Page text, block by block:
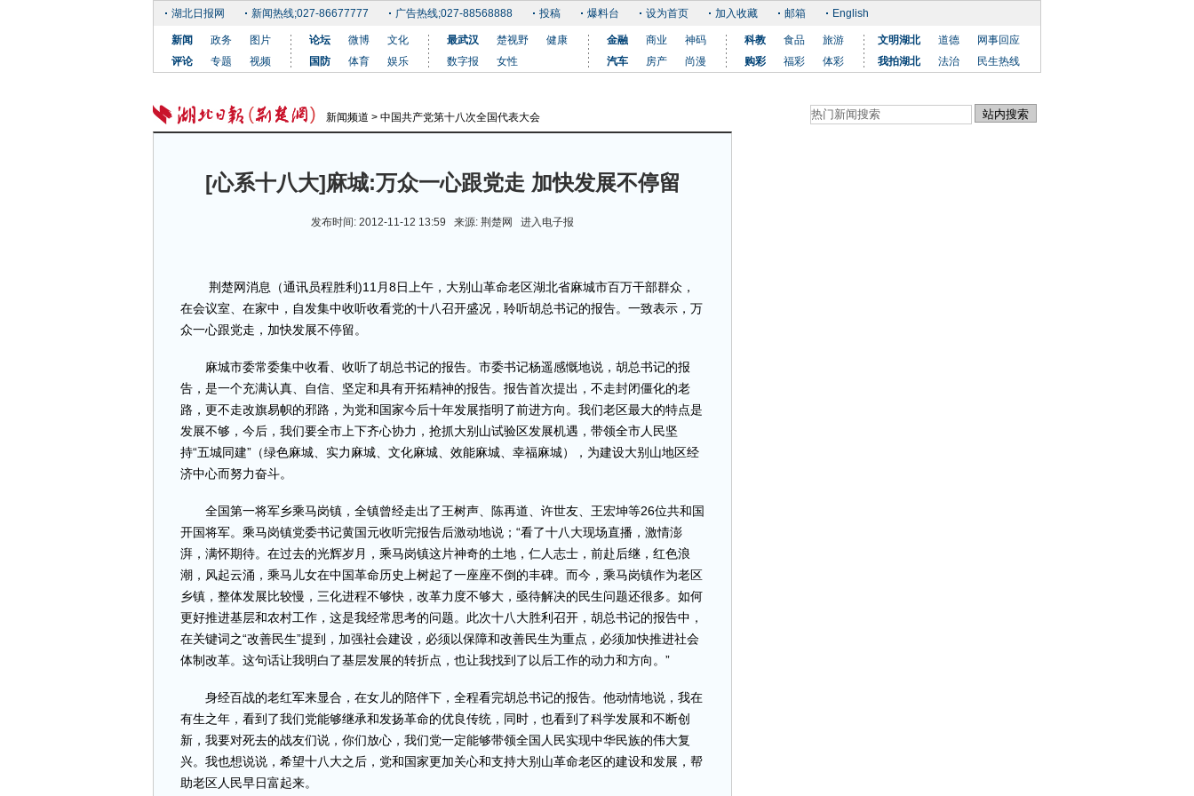
湖北日报网 新闻热线;027-86677777 广告热线;027-88568888 投稿 爆料台 设为首页 加入收藏 邮箱 English
新闻 政务
图片
评论
专题 视频
论坛 微博
文化
国防
体育 娱乐
最武汉 楚视野
健康
数字报
女性
金融 商业
神码
汽车
房产 尚漫
科教 食品
旅游
购彩
福彩 体彩
文明湖北 道德
网事回应
我拍湖北
法治 民生热线
新闻频道 > 中国共产党第十八次全国代表大会
[心系十八大]麻城:万众一心跟党走 加快发展不停留
发布时间: 2012-11-12 13:59 来源: 荆楚网 进入电子报
荆楚网消息（通讯员程胜利)11月8日上午，大别山革命老区湖北省麻城市百万干部群众，
在会议室、在家中，自发集中收听收看党的十八召开盛况，聆听胡总书记的报告。一致表示，万
众一心跟党走，加快发展不停留。
麻城市委常委集中收看、收听了胡总书记的报告。市委书记杨遥感慨地说，胡总书记的报
告，是一个充满认真、自信、坚定和具有开拓精神的报告。报告首次提出，不走封闭僵化的老
路，更不走改旗易帜的邪路，为党和国家今后十年发展指明了前进方向。我们老区最大的特点是
发展不够，今后，我们要全市上下齐心协力，抢抓大别山试验区发展机遇，带领全市人民坚
持“五城同建”（绿色麻城、实力麻城、文化麻城、效能麻城、幸福麻城），为建设大别山地区经
济中心而努力奋斗。
全国第一将军乡乘马岗镇，全镇曾经走出了王树声、陈再道、许世友、王宏坤等26位共和国
开国将军。乘马岗镇党委书记黄国元收听完报告后激动地说；“看了十八大现场直播，激情澎
湃，满怀期待。在过去的光辉岁月，乘马岗镇这片神奇的土地，仁人志士，前赴后继，红色浪
潮，风起云涌，乘马儿女在中国革命历史上树起了一座座不倒的丰碑。而今，乘马岗镇作为老区
乡镇，整体发展比较慢，三化进程不够快，改革力度不够大，亟待解决的民生问题还很多。如何
更好推进基层和农村工作，这是我经常思考的问题。此次十八大胜利召开，胡总书记的报告中，
在关键词之“改善民生”提到，加强社会建设，必须以保障和改善民生为重点，必须加快推进社会
体制改革。这句话让我明白了基层发展的转折点，也让我找到了以后工作的动力和方向。”
身经百战的老红军来显合，在女儿的陪伴下，全程看完胡总书记的报告。他动情地说，我在
有生之年，看到了我们党能够继承和发扬革命的优良传统，同时，也看到了科学发展和不断创
新，我要对死去的战友们说，你们放心，我们党一定能够带领全国人民实现中华民族的伟大复
兴。我也想说说，希望十八大之后，党和国家更加关心和支持大别山革命老区的建设和发展，帮
助老区人民早日富起来。